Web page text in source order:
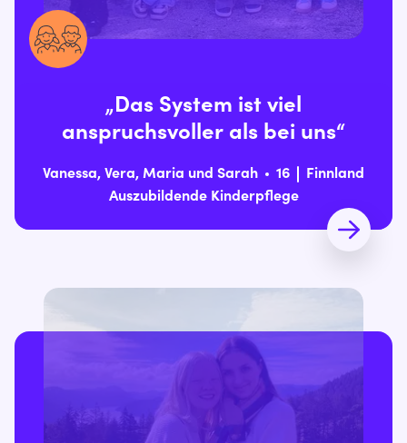
„Das System ist viel
anspruchsvoller als bei uns“
Vanessa, Vera, Maria und Sarah 16
Finnland
Auszubildende Kinderpflege